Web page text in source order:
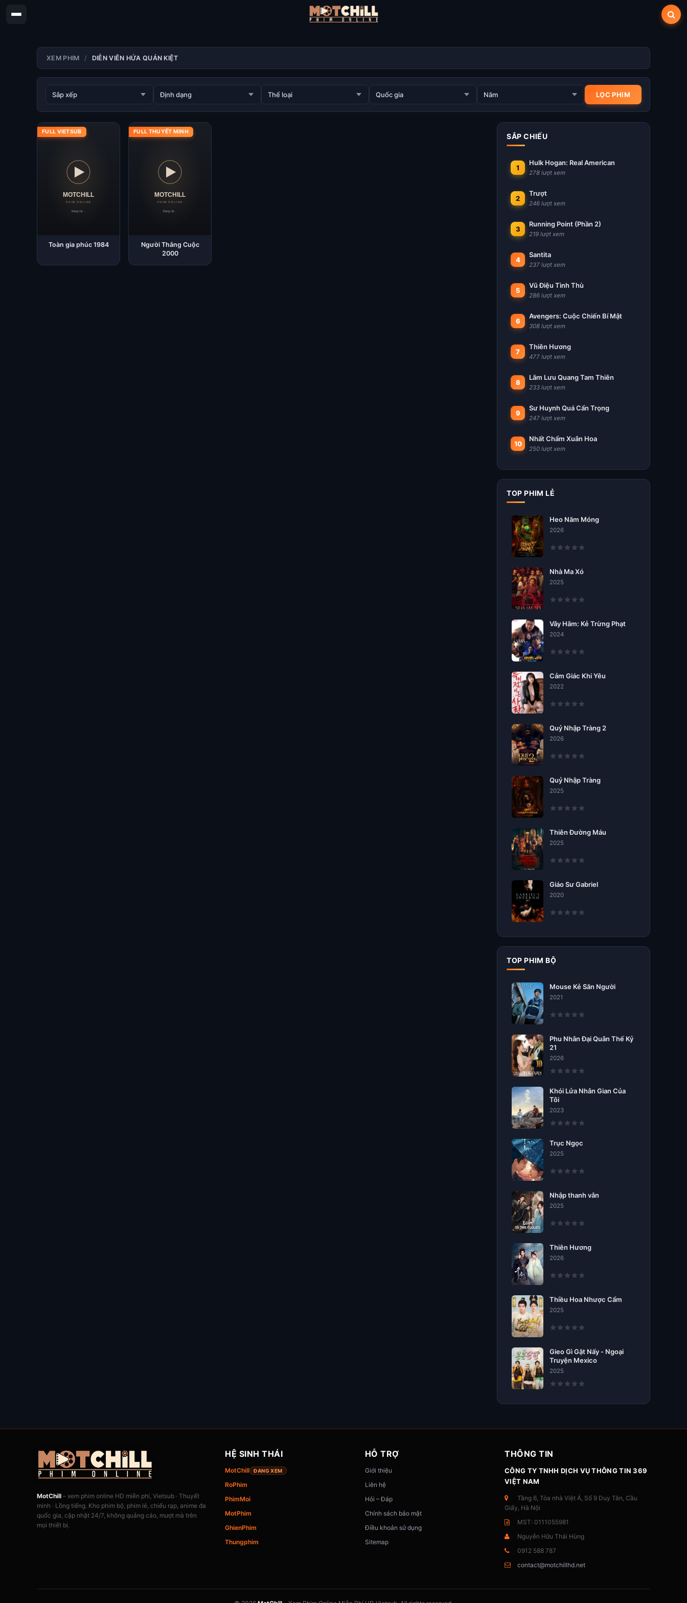
XEM PHIM DIỄN VIÊN HỨA QUÁN KIỆT
FULL VIETSUB
Toàn gia phúc 1984
FULL THUYẾT MINH
Người Thắng Cuộc
2000
SẮP CHIẾU
1
Hulk Hogan: Real American
278 lượt xem
2
Trượt
246 lượt xem
3
Running Point (Phần 2)
219 lượt xem
4
Santita
237 lượt xem
5
Vũ Điệu Tình Thù
286 lượt xem
6
Avengers: Cuộc Chiến Bí Mật
308 lượt xem
7
Thiên Hương
477 lượt xem
8
Lãm Lưu Quang Tam Thiên
233 lượt xem
9
Sư Huynh Quá Cẩn Trọng
247 lượt xem
10
Nhất Chẩm Xuân Hoa
250 lượt xem
TOP PHIM LẺ
Heo Năm Móng
2026
Nhà Ma Xó
2025
Vây Hãm: Kẻ Trừng Phạt
2024
Cảm Giác Khi Yêu
2022
Quỷ Nhập Tràng 2
2026
Quỷ Nhập Tràng
2025
Thiên Đường Máu
2025
Giáo Sư Gabriel
2020
TOP PHIM BỘ
Mouse Kẻ Săn Người
2021
Phu Nhân Đại Quân Thế Kỷ
21
2026
Khói Lửa Nhân Gian Của
Tôi
2023
Trục Ngọc
2025
Nhập thanh vân
2025
Thiên Hương
2026
Thiều Hoa Nhược Cẩm
2025
Gieo Gì Gặt Nấy - Ngoại
Truyện Mexico
2025
MotChill – xem phim online HD miễn phí, Vietsub · Thuyết
minh · Lồng tiếng. Kho phim bộ, phim lẻ, chiếu rạp, anime đa
quốc gia, cập nhật 24/7, không quảng cáo, mượt mà trên
mọi thiết bị.
HỆ SINH THÁI
MotChill ĐANG XEM
RoPhim
PhimMoi
MotPhim
GhienPhim
Thungphim
HỖ TRỢ
Giới thiệu
Liên hệ
Hỏi – Đáp
Chính sách bảo mật
Điều khoản sử dụng
Sitemap
THÔNG TIN
CÔNG TY TNHH DỊCH VỤ THÔNG TIN 369
VIỆT NAM
Tầng 6, Tòa nhà Việt Á, Số 9 Duy Tân, Cầu
Giấy, Hà Nội
MST: 0111055981
Nguyễn Hữu Thái Hùng
0912 588 787
contact@motchillhd.net